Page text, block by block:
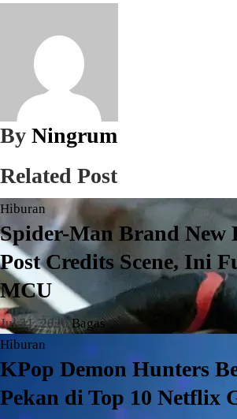
By Ningrum
Related Post
Hiburan
Spider-Man Brand New
Post Credits Scene, Ini
MCU
Jul 31, 2026Bagas
Hiburan
KPop Demon Hunters
Pekan di Top 10 Netflix